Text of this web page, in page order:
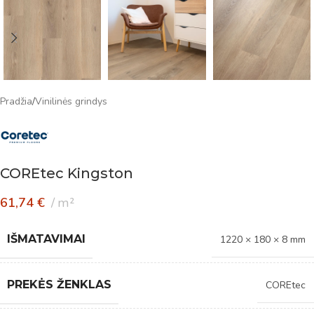
Pradžia/Vinilinės grindys
COREtec Kingston
61,74 € m²
IŠMATAVIMAI 1220 × 180 × 8 mm
PREKĖS ŽENKLAS COREtec